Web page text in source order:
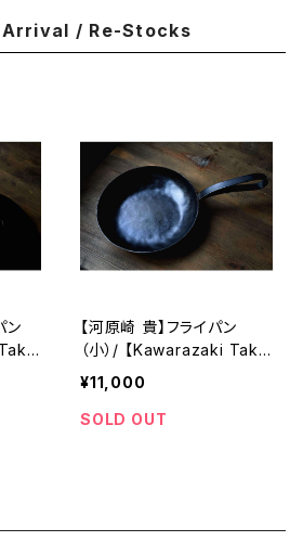
Arrival / Re-Stocks
ン
【河原崎 貴】フライパン
（小）/ 【Kawarazaki Taka
shi】Frying pan（S）
¥11,000
SOLD OUT